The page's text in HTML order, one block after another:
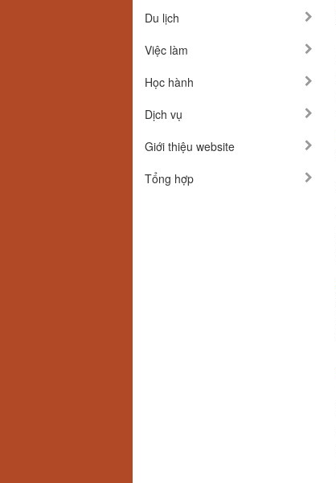
Du lịch
Việc làm
Học hành
Dịch vụ
Giới thiệu website
Tổng hợp